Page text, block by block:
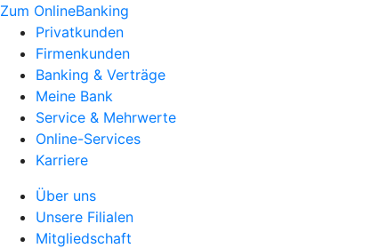
Zum OnlineBanking
Privatkunden
Firmenkunden
Banking & Verträge
Meine Bank
Service & Mehrwerte
Online-Services
Karriere
Über uns
Unsere Filialen
Mitgliedschaft